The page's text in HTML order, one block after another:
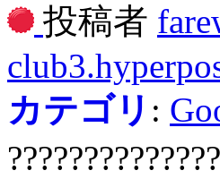
投稿者
カテゴリ :
??????????????